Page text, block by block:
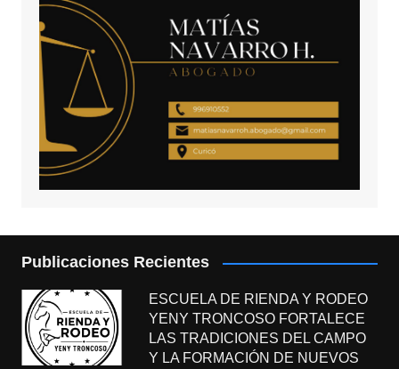
Publicaciones Recientes
ESCUELA DE RIENDA Y RODEO
YENY TRONCOSO FORTALECE
LAS TRADICIONES DEL CAMPO
Y LA FORMACIÓN DE NUEVOS